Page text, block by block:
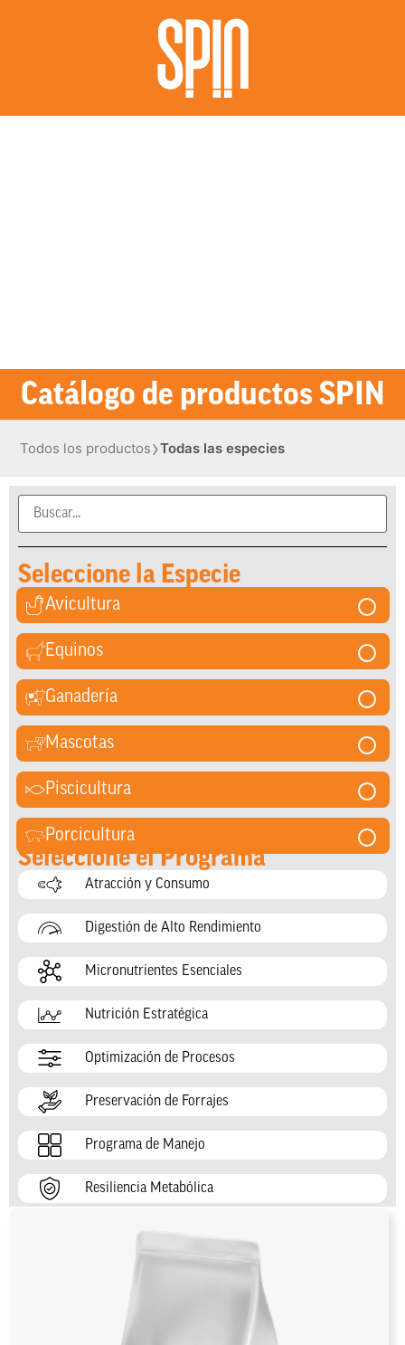
Catálogo de productos SPIN
Todos los productos›Todas las especies
Seleccione la Especie
Avicultura
Equinos
Ganadería
Mascotas
Piscicultura
Porcicultura
Seleccione el Programa
Atracción y Consumo
Digestión de Alto Rendimiento
Micronutrientes Esenciales
Nutrición Estratégica
Optimización de Procesos
Preservación de Forrajes
Programa de Manejo
Resiliencia Metabólica